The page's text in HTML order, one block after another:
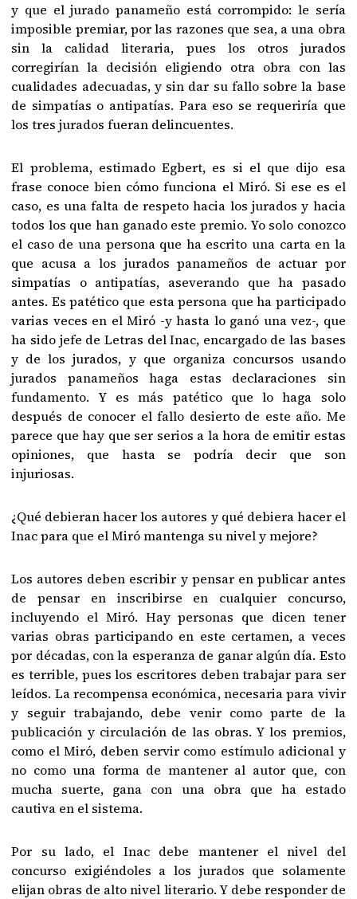
y que el jurado panameño está corrompido: le sería
imposible premiar, por las razones que sea, a una obra
sin la calidad literaria, pues los otros jurados
corregirían la decisión eligiendo otra obra con las
cualidades adecuadas, y sin dar su fallo sobre la base
de simpatías o antipatías. Para eso se requeriría que
los tres jurados fueran delincuentes.
El problema, estimado Egbert, es si el que dijo esa
frase conoce bien cómo funciona el Miró. Si ese es el
caso, es una falta de respeto hacia los jurados y hacia
todos los que han ganado este premio. Yo solo conozco
el caso de una persona que ha escrito una carta en la
que acusa a los jurados panameños de actuar por
simpatías o antipatías, aseverando que ha pasado
antes. Es patético que esta persona que ha participado
varias veces en el Miró -y hasta lo ganó una vez-, que
ha sido jefe de Letras del Inac, encargado de las bases
y de los jurados, y que organiza concursos usando
jurados panameños haga estas declaraciones sin
fundamento. Y es más patético que lo haga solo
después de conocer el fallo desierto de este año. Me
parece que hay que ser serios a la hora de emitir estas
opiniones, que hasta se podría decir que son
injuriosas.
¿Qué debieran hacer los autores y qué debiera hacer el
Inac para que el Miró mantenga su nivel y mejore?
Los autores deben escribir y pensar en publicar antes
de pensar en inscribirse en cualquier concurso,
incluyendo el Miró. Hay personas que dicen tener
varias obras participando en este certamen, a veces
por décadas, con la esperanza de ganar algún día. Esto
es terrible, pues los escritores deben trabajar para ser
leídos. La recompensa económica, necesaria para vivir
y seguir trabajando, debe venir como parte de la
publicación y circulación de las obras. Y los premios,
como el Miró, deben servir como estímulo adicional y
no como una forma de mantener al autor que, con
mucha suerte, gana con una obra que ha estado
cautiva en el sistema.
Por su lado, el Inac debe mantener el nivel del
concurso exigiéndoles a los jurados que solamente
elijan obras de alto nivel literario. Y debe responder de